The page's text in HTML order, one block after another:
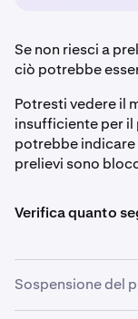
Se non riesci a
ciò potrebbe
Potresti vedere il
insufficiente per il
potrebbe
prelievi sono
Verifica quanto
Sospensione del